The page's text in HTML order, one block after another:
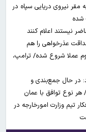
مقر نیروی دریایی سپاه در
شده
نیستند اعلام کنند
عذرخواهی را هم
عملا شروع شده/ ترامپ،
در حال جمع‌بندی و
نوع توافق با عمان
تیم وزارت امورخارجه در